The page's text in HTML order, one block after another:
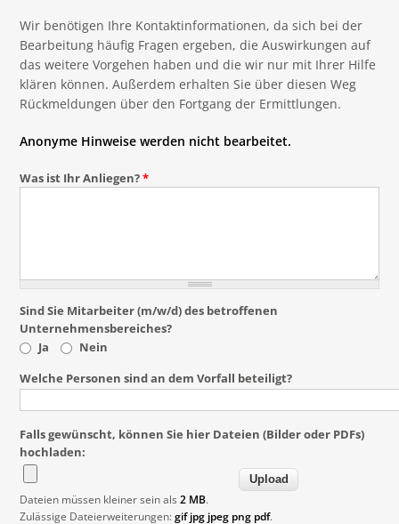
Wir benötigen Ihre Kontaktinformationen, da sich bei der
Bearbeitung häufig Fragen ergeben, die Auswirkungen auf
das weitere Vorgehen haben und die wir nur mit Ihrer Hilfe
klären können. Außerdem erhalten Sie über diesen Weg
Rückmeldungen über den Fortgang der Ermittlungen.
Anonyme Hinweise werden nicht bearbeitet.
Was ist Ihr Anliegen?*
Sind Sie Mitarbeiter (m/w/d) des betroffenen
Unternehmensbereiches?
Ja
Nein
Welche Personen sind an dem Vorfall beteiligt?
Falls gewünscht, können Sie hier Dateien (Bilder oder PDFs)
hochladen:
Dateien müssen kleiner sein als2 MB.
Zulässige Dateierweiterungen:gif jpg jpeg png pdf.